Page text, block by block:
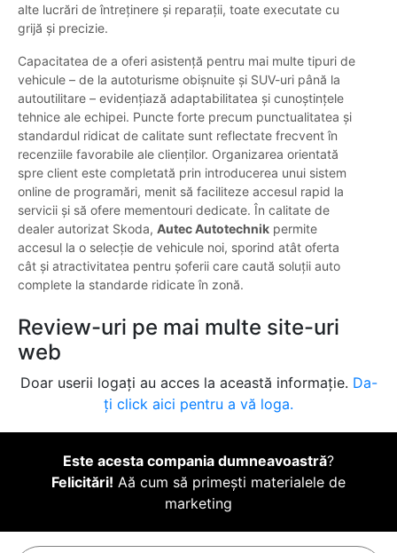
alte lucrări de întreținere și reparații, toate executate cu
grijă și precizie.
Capacitatea de a oferi asistență pentru mai multe tipuri de
vehicule – de la autoturisme obișnuite și SUV-uri până la
autoutilitare – evidențiază adaptabilitatea și cunoștințele
tehnice ale echipei. Puncte forte precum punctualitatea și
standardul ridicat de calitate sunt reflectate frecvent în
recenziile favorabile ale clienților. Organizarea orientată
spre client este completată prin introducerea unui sistem
online de programări, menit să faciliteze accesul rapid la
servicii și să ofere mementouri dedicate. În calitate de
dealer autorizat Skoda, Autec Autotechnik permite
accesul la o selecție de vehicule noi, sporind atât oferta
cât și atractivitatea pentru șoferii care caută soluții auto
complete la standarde ridicate în zonă.
Review-uri pe mai multe site-uri
web
Doar userii logați au acces la această informație. Da-
ți click aici pentru a vă loga.
Este acesta compania dumneavoastră?
Felicitări! Aă cum să primești materialele de
marketing